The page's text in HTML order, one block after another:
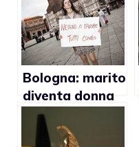
Bologna: marito
diventa donna
ed è costretta
a divorziare